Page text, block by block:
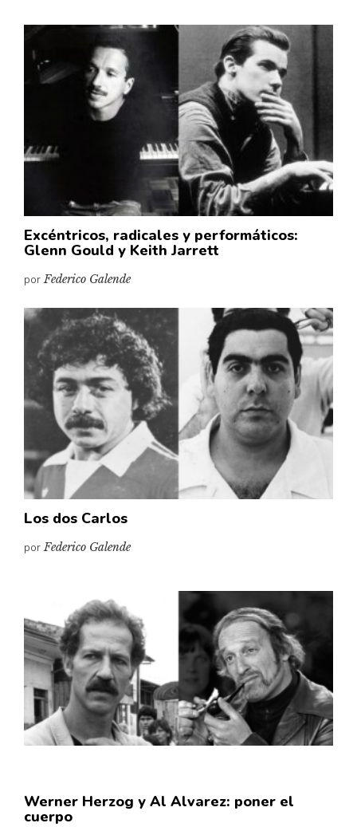
Excéntricos, radicales y performáticos:
Glenn Gould y Keith Jarrett
porFederico Galende
Los dos Carlos
porFederico Galende
Werner Herzog y Al Alvarez: poner el
cuerpo